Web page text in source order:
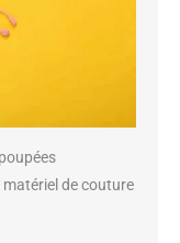
de couture